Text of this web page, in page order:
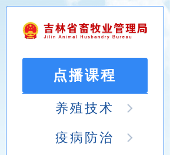
点播课程
养殖技术
疫病防治